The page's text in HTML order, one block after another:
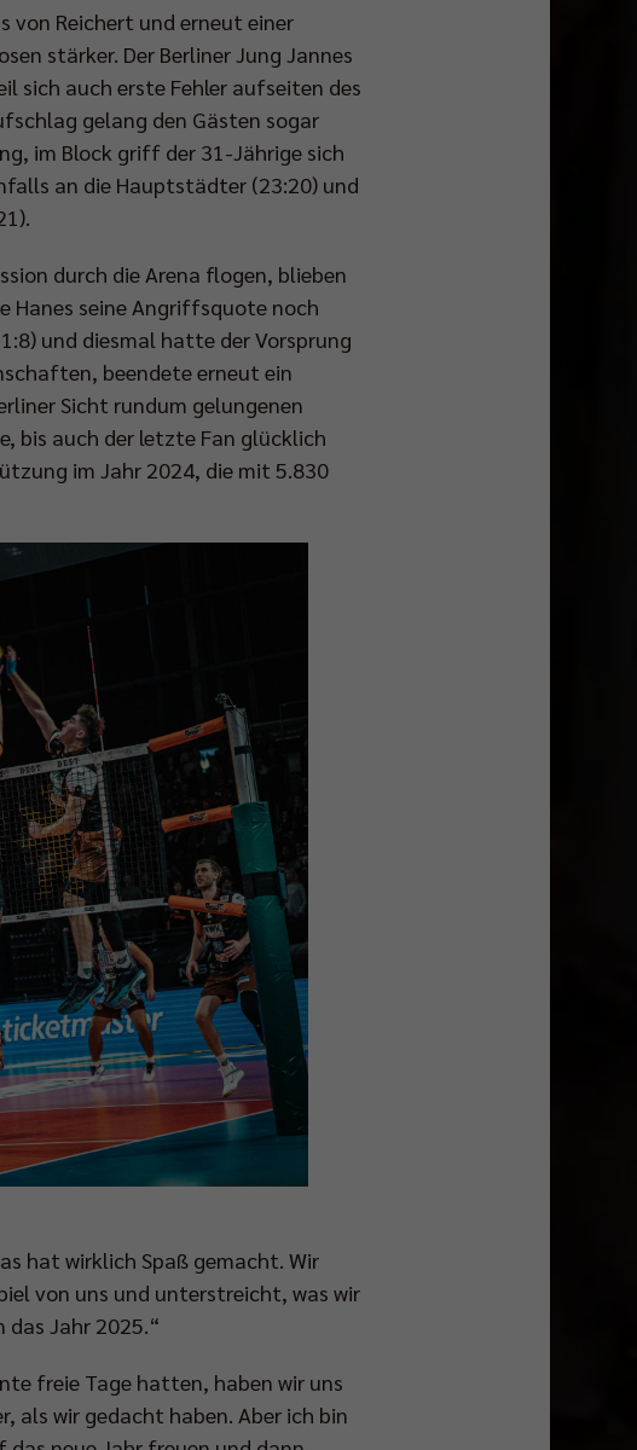
von Reichert und erneut einer
stärker. Der Berliner Jung Jannes
sich auch erste Fehler aufseiten des
gelang den Gästen sogar
im Block griff der 31-Jährige sich
an die Hauptstädter (23:20) und
durch die Arena flogen, blieben
Hanes seine Angriffsquote noch
und diesmal hatte der Vorsprung
beendete erneut ein
Sicht rundum gelungenen
bis auch der letzte Fan glücklich
im Jahr 2024, die mit 5.830
hat wirklich Spaß gemacht. Wir
von uns und unterstreicht, was wir
Jahr 2025.“
freie Tage hatten, haben wir uns
als wir gedacht haben. Aber ich bin